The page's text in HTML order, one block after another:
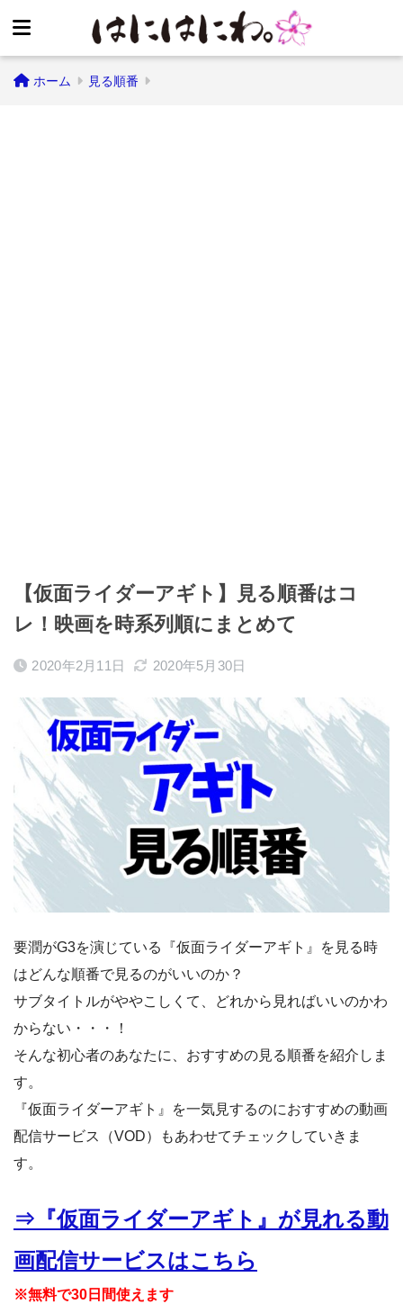
ホーム 見る順番
【仮面ライダーアギト】見る順番はコ
レ！映画を時系列順にまとめて
2020年2月11日 2020年5月30日
要潤がG3を演じている『仮面ライダーアギト』を見る時
はどんな順番で見るのがいいのか？
サブタイトルがややこしくて、どれから見ればいいのかわ
からない・・・！
そんな初心者のあなたに、おすすめの見る順番を紹介しま
す。
『仮面ライダーアギト』を一気見するのにおすすめの動画
配信サービス（VOD）もあわせてチェックしていきま
す。
⇒『仮面ライダーアギト』が見れる動
画配信サービスはこちら
※無料で30日間使えます